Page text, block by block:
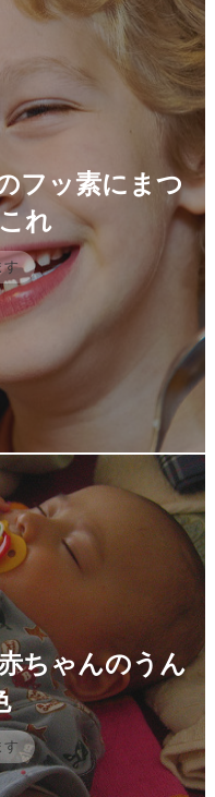
フッ素にまつ
れ
す
ちゃんのうん
す